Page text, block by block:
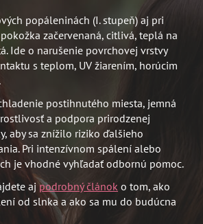
popáleninách (I. stupeň) aj pri
začervenaná, citlivá, teplá na
Ide o narušenie povrchovej vrstvy
s teplom, UV žiarením, horúcim
postihnutého miesta, jemná
a podpora prirodzenej
aby sa znížilo riziko ďalšieho
Pri intenzívnom spálení alebo
je vhodné vyhľadať odbornú pomoc.
ajpodrobný článok o tom, ako
od slnka a ako sa mu do budúcna